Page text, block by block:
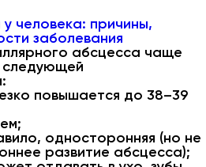
человека: причины,
заболевания
абсцесса чаще
следующей
повышается до 38–39
односторонняя (но не
развитие абсцесса);